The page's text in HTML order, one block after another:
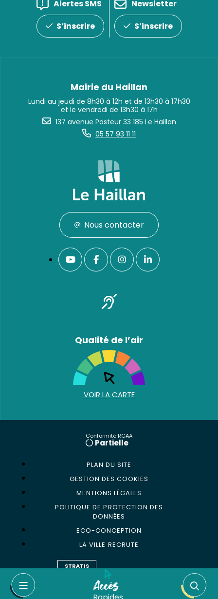
Accès
Alertes SMS
S’inscrire
Newsletter
S’inscrire
Mairie du Haillan
Lundi au jeudi de 8h30 à 12h et de 13h30 à 17h30
et le vendredi de 13h30 à 17h
137 avenue Pasteur 33 185 Le Haillan
05 57 93 11 11
Nous contacter
Qualité de l’air
VOIR LA CARTE
Conformité RGAA
Partielle
PLAN DU SITE
GESTION DES COOKIES
MENTIONS LÉGALES
POLITIQUE DE PROTECTION DES
DONNÉES
ECO-CONCEPTION
LA VILLE RECRUTE
STRATIS